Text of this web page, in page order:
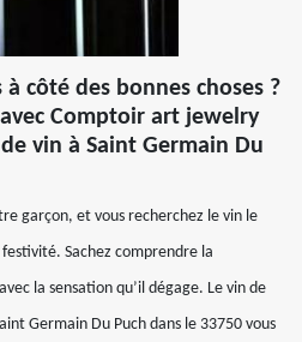
côté des bonnes choses ?
Comptoir art jewelry
vin à Saint Germain Du
garçon, et vous recherchez le vin le
Sachez comprendre la
la sensation qu’il dégage. Le vin de
Germain Du Puch dans le 33750 vous